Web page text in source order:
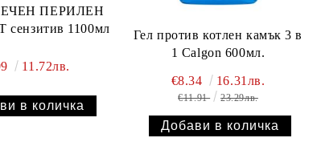
ПРЕПАРАТ сензитив 1100мл
11.72лв.
Гел против котлен камък 3 в
1 Calgon 600мл.
€8.34 16.31лв.
€11.91 23.29лв.